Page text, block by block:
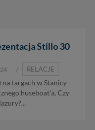
Stillo 30
/
RELACJE
targach w Stanicy
huseboat'a. Czy